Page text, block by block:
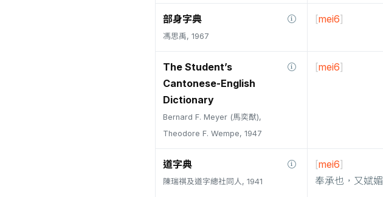
部身字典
馮思禹, 1967
[mei6]
The Student’s
Cantonese-English
Dictionary
Bernard F. Meyer (馬奕猷),
Theodore F. Wempe, 1947
[mei6]
道字典
陳瑞祺及道字總社同人, 1941
[mei6]
奉承也，又娬媚